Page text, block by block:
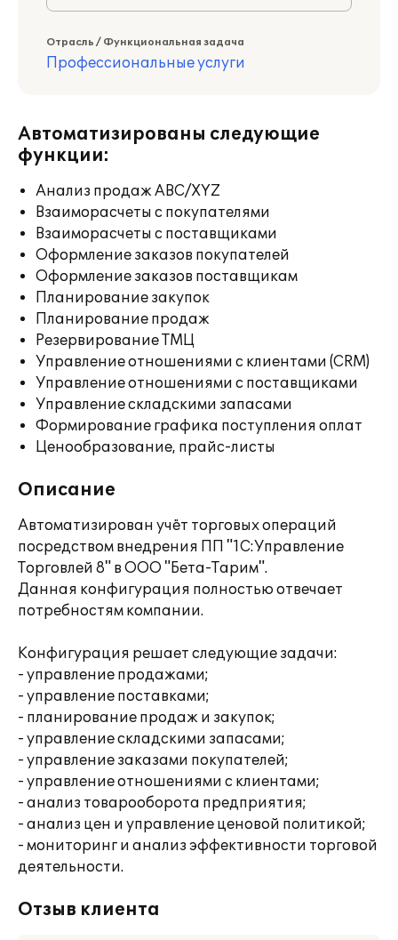
Отрасль / Функциональная задача
Профессиональные услуги
Автоматизированы следующие
функции:
Анализ продаж ABC/XYZ
Взаиморасчеты с покупателями
Взаиморасчеты с поставщиками
Оформление заказов покупателей
Оформление заказов поставщикам
Планирование закупок
Планирование продаж
Резервирование ТМЦ
Управление отношениями с клиентами (CRM)
Управление отношениями с поставщиками
Управление складскими запасами
Формирование графика поступления оплат
Ценообразование, прайс-листы
Описание
Автоматизирован учёт торговых операций
посредством внедрения ПП "1С:Управление
Торговлей 8" в ООО "Бета-Тарим".
Данная конфигурация полностью отвечает
потребностям компании.
Конфигурация решает следующие задачи:
- управление продажами;
- управление поставками;
- планирование продаж и закупок;
- управление складскими запасами;
- управление заказами покупателей;
- управление отношениями с клиентами;
- анализ товарооборота предприятия;
- анализ цен и управление ценовой политикой;
- мониторинг и анализ эффективности торговой
деятельности.
Отзыв клиента